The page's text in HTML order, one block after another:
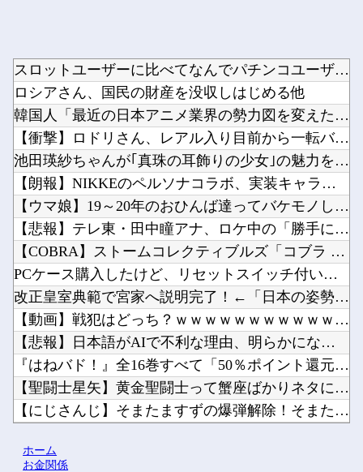
スロットユーザーに比べてなんでパチンコユーザーってリテラシー...
ロシアさん、国民の財産を没収しはじめる他
韓国人「最近の日本アニメ業界の勢力図を変えたと言われる作品が...
【衝撃】ロドリさん、レアル入り目前から一転バルサ加入へ 4年...
池田瑛紗ちゃんが｢真珠の耳飾りの少女｣の魅力を語る！！！【乃...
【朗報】NIKKEのペルソナコラボ、実装キャラ発表他
【ウマ娘】19～20年のおひんば達ってバケモノしかいないのか...
【悲報】テレ東・田中瞳アナ、ロケ中の「勝手に撮影する人」に苦...
【COBRA】ストームコレクティブルズ「コブラ スペシャルエ...
PCケース購入したけど、リセットスイッチ付いてないのな他
改正皇室典範で宮家へ説明完了！←「日本の姿勢にリスペクト！」...
【動画】戦犯はどっち？ｗｗｗｗｗｗｗｗｗｗｗｗｗｗｗｗｗｗｗ...
【悲報】日本語がAIで不利な理由、明らかになってしまう他
『はねバド！』全16巻すべて「50％ポイント還元」セール！6...
【聖闘士星矢】黄金聖闘士って蟹座ばかりネタにされますが牡牛座...
【にじさんじ】そまたますずの爆弾解除！そまたま大げんかで草他
ホーム
お金関係